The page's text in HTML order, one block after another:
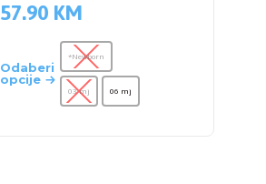
57.90 KM
Odaberi
opcije
*Newborn
03 mj 06 mj